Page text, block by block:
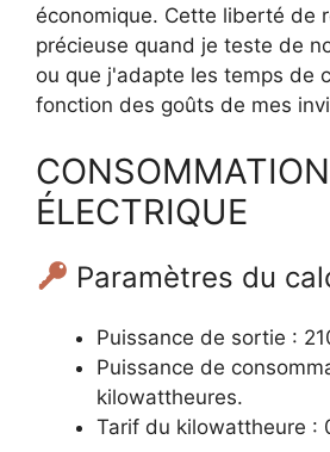
économique. Cette liberté de
précieuse quand je teste de
ou que j'adapte les temps de
fonction des goûts de mes
CONSOMMATION
ÉLECTRIQUE
Paramètres du
Puissance de sortie :
Puissance de
kilowattheures.
Tarif du kilowattheure :